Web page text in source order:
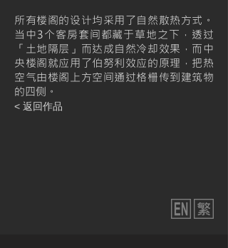
所有楼阁的设计均采用了自然散热方式。
当中3个客房套间都藏于草地之下，透过
「土地隔层」而达成自然冷却效果，而中
央楼阁就应用了伯努利效应的原理，把热
空气由楼阁上方空间通过格栅传到建筑物
的四侧。
< 返回作品